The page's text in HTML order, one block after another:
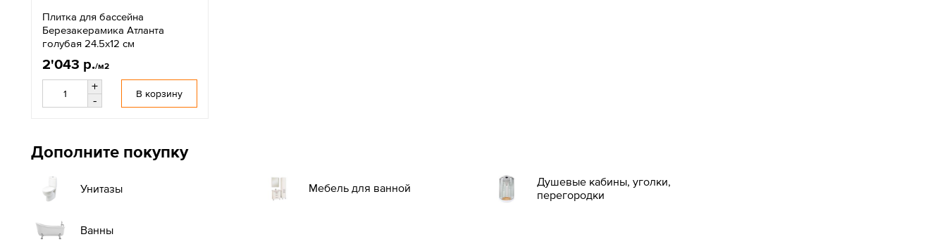
Плитка для бассейна
Березакерамика Атланта
голубая 24.5х12 см
2'043 р./м2
+
-
В корзину
Дополните покупку
Унитазы Мебель для ванной
Душевые кабины, уголки,
перегородки
Ванны